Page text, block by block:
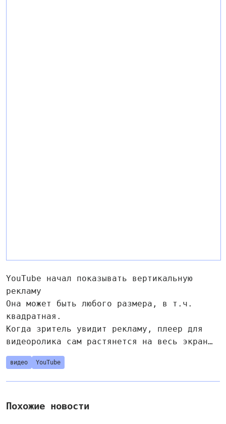
YouTube начал показывать вертикальную
рекламу
Она может быть любого размера, в т.ч.
квадратная.
Когда зритель увидит рекламу, плеер для
видеоролика сам растянется на весь экран…
видео YouTube
Похожие новости